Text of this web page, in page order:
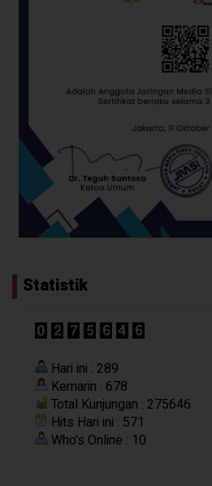
Statistik
Hari ini : 289
Kemarin : 678
Total Kunjungan : 275646
Hits Hari ini : 571
Who's Online : 10